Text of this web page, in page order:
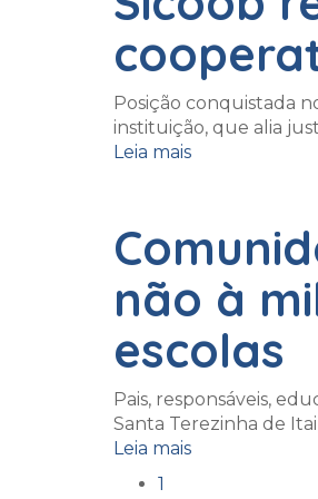
Posição conquistada
instituição, que alia
Leia mais
não à
escolas
Pais, responsáveis,
Santa Terezinha de
Leia mais
1